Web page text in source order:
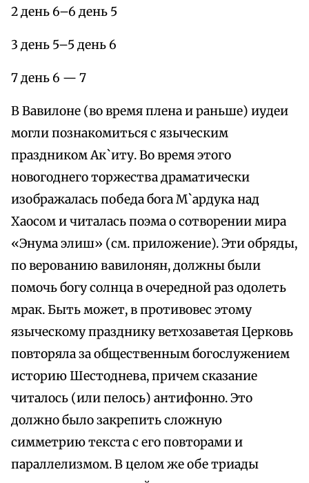
2 день 6–6 день 5
3 день 5–5 день 6
7 день 6 — 7
В Вавилоне (во время плена и раньше) иудеи
могли познакомиться с языческим
праздником Ак`иту. Во время этого
новогоднего торжества драматически
изображалась победа бога М`ардука над
Хаосом и читалась поэма о сотворении мира
«Энума элиш» (см. приложение). Эти обряды,
по верованию вавилонян, должны были
помочь богу солнца в очередной раз одолеть
мрак. Быть может, в противовес этому
языческому празднику ветхозаветая Церковь
повторяла за общественным богослужением
историю Шестоднева, причем сказание
читалось (или пелось) антифонно. Это
должно было закрепить сложную
симметрию текста с его повторами и
параллелизмом. В целом же обе триады